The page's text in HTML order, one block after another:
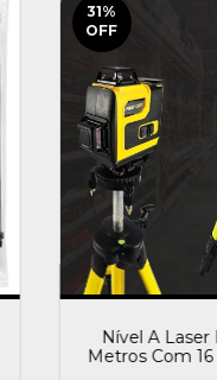
31%
OFF
Nível A Laser
Metros Com